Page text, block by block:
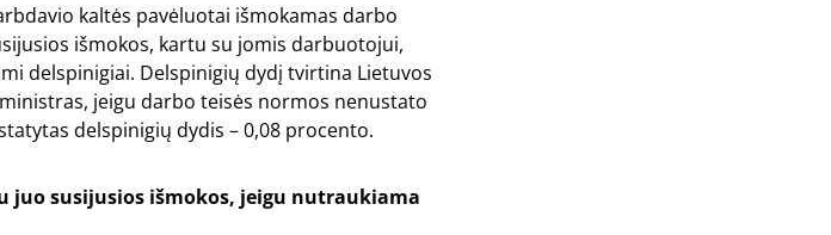
kaltės pavėluotai išmokamas darbo
išmokos, kartu su jomis darbuotojui,
delspinigiai. Delspinigių dydį tvirtina Lietuvos
jeigu darbo teisės normos nenustato
delspinigių dydis – 0,08 procento.
juo susijusios išmokos, jeigu nutraukiama